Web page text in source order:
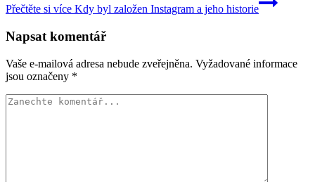
Přečtěte si více Kdy byl založen Instagram a jeho historie
Napsat komentář
Vaše e-mailová adresa nebude zveřejněna. Vyžadované informace
jsou označeny *